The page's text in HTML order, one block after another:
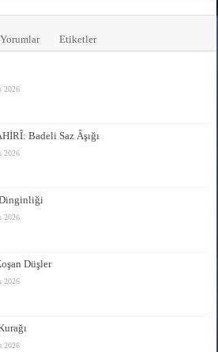
Yorumlar Etiketler
2026
Badeli Saz Âşığı
2026
2026
Düşler
2026
2026